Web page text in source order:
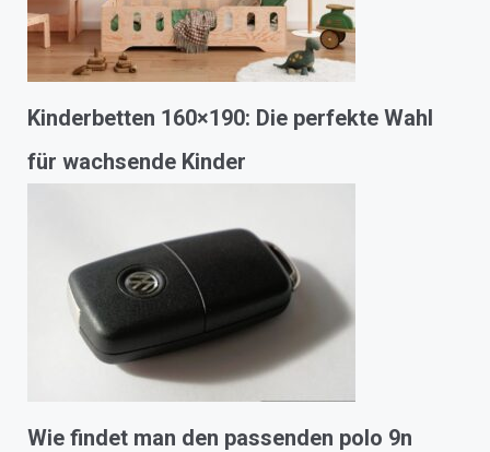
Kinderbetten 160×190: Die perfekte Wahl
für wachsende Kinder
Wie findet man den passenden polo 9n